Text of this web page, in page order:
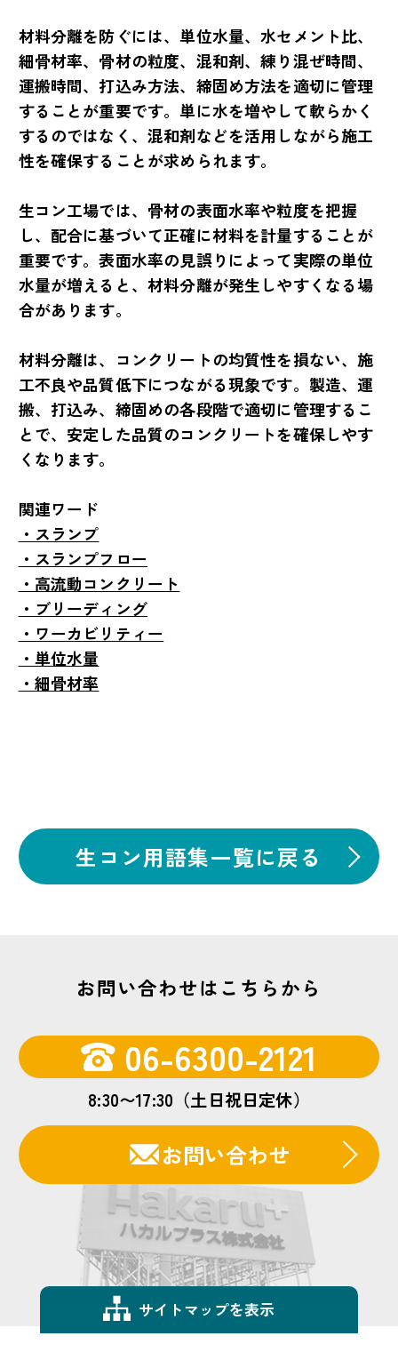
材料分離を防ぐには、単位水量、水セメント比、
細骨材率、骨材の粒度、混和剤、練り混ぜ時間、
運搬時間、打込み方法、締固め方法を適切に管理
することが重要です。単に水を増やして軟らかく
するのではなく、混和剤などを活用しながら施工
性を確保することが求められます。
生コン工場では、骨材の表面水率や粒度を把握
し、配合に基づいて正確に材料を計量することが
重要です。表面水率の見誤りによって実際の単位
水量が増えると、材料分離が発生しやすくなる場
合があります。
材料分離は、コンクリートの均質性を損ない、施
工不良や品質低下につながる現象です。製造、運
搬、打込み、締固めの各段階で適切に管理するこ
とで、安定した品質のコンクリートを確保しやす
くなります。
関連ワード
・スランプ
・スランプフロー
・高流動コンクリート
・ブリーディング
・ワーカビリティー
・単位水量
・細骨材率
生コン用語集一覧に戻る
お問い合わせはこちらから
06-6300-2121
8:30〜17:30（土日祝日定休）
お問い合わせ
サイトマップを表示